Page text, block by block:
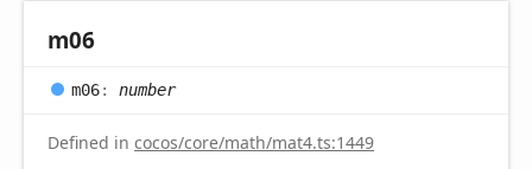
m06
m06: number
Defined in cocos/core/math/mat4.ts:1449